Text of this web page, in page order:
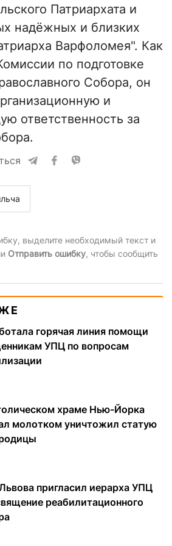
Патриархата и
надёжных и близких
Варфоломея". Как
по подготовке
Собора, он
и
ответственность за
выделите необходимый текст и
Отправить ошибку, чтобы сообщить
горячая линия помощи
УПЦ по вопросам
храме Нью-Йорка
молотком уничтожил статую
пригласил иерарха УПЦ
реабилитационного